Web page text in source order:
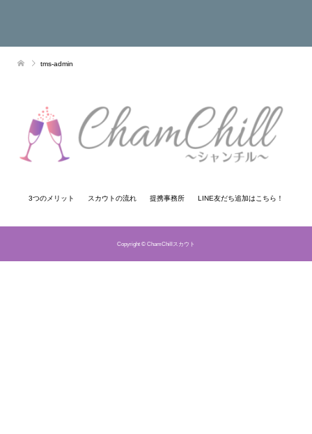
tms-admin
3つのメリット スカウトの流れ 提携事務所 LINE友だち追加はこちら！
Copyright © ChamChillスカウト